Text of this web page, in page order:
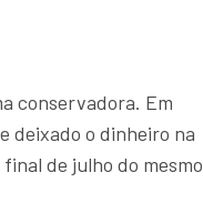
conservadora. Em
deixado o dinheiro na
de julho do mesmo